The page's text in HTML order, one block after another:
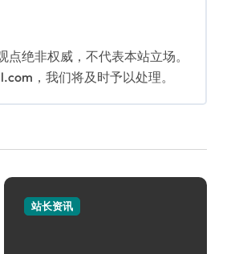
绝非权威，不代表本站立场。
，我们将及时予以处理。
站长资讯